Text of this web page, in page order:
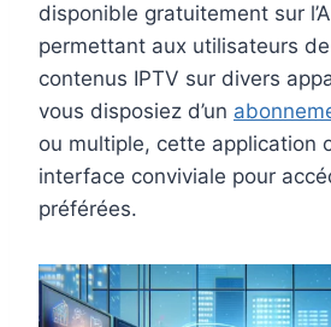
disponible gratuitement sur
permettant aux utilisateurs
contenus IPTV sur divers
vous disposiez d’un
ou multiple, cette application
interface conviviale pour
préférées.